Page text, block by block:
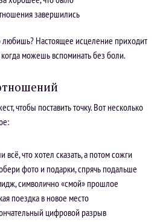
завершились
любишь? Настоящее исцеление приходит
можешь вспоминать без боли.
чтобы поставить точку. Вот несколько
что хотел сказать, а потом сожги
фото и подарки, спрячь подальше
символично «смой» прошлое
поездка в новое место
цифровой разрыв